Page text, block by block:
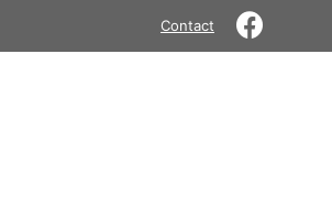
Contact